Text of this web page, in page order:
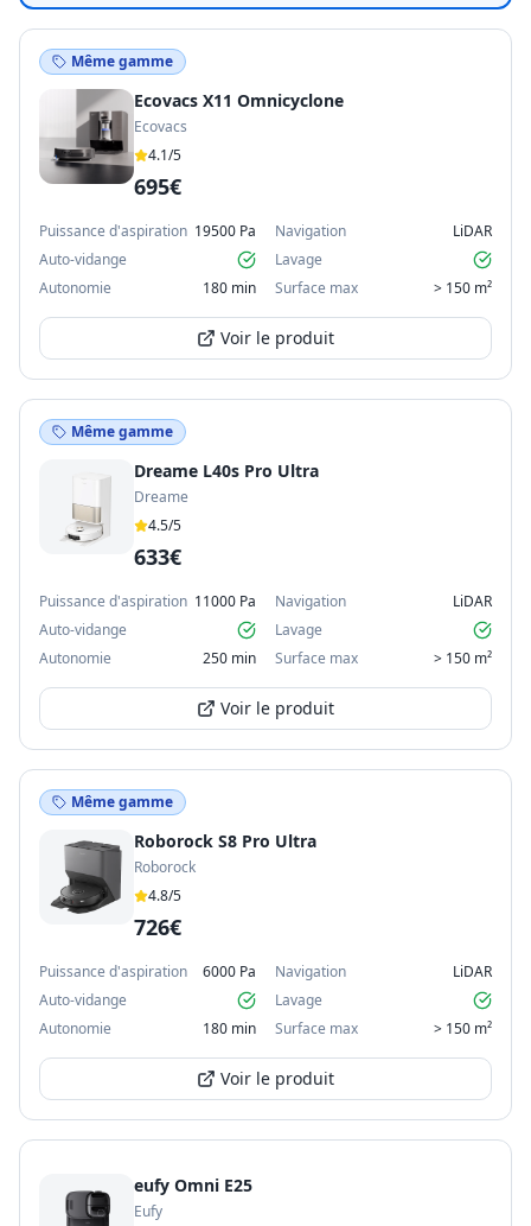
Même gamme
Ecovacs X11 Omnicyclone
Ecovacs
4.1/5
695€
Puissance d'aspiration 19500 Pa Navigation
LiDAR
Auto-vidange
Lavage
Autonomie
180 min Surface max > 150 m²
Voir le produit
Même gamme
Dreame L40s Pro Ultra
Dreame
4.5/5
633€
Puissance d'aspiration 11000 Pa Navigation
LiDAR
Auto-vidange
Lavage
Autonomie
250 min Surface max > 150 m²
Voir le produit
Même gamme
Roborock S8 Pro Ultra
Roborock
4.8/5
726€
Puissance d'aspiration 6000 Pa Navigation
LiDAR
Auto-vidange
Lavage
Autonomie
180 min Surface max > 150 m²
Voir le produit
eufy Omni E25
Eufy